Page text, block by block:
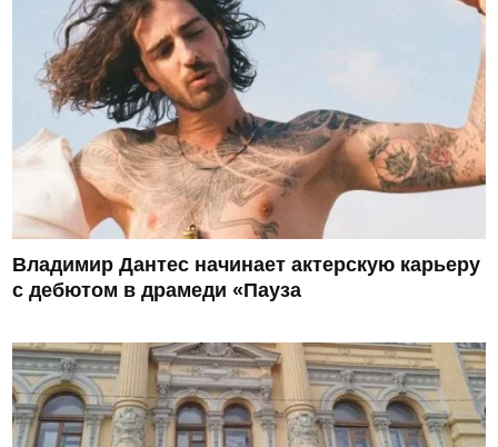
Владимир Дантес начинает актерскую карьеру
с дебютом в драмеди «Пауза